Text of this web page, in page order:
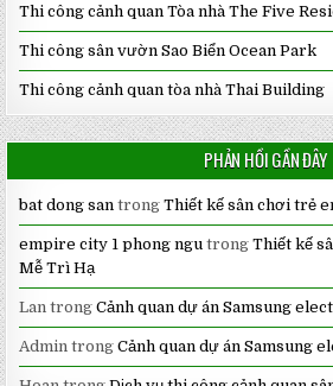
Thi công cảnh quan Tòa nhà The Five
Thi công sân vườn Sao Biển Ocean Park
Thi công cảnh quan tòa nhà Thai Building
PHẢN HỒI GẦN ĐÂY
bat dong san trongThiết kế sân chơi trẻ
empire city 1 phong ngu trongThiết kế
Mễ Trì Hạ
Lan trongCảnh quan dự án Samsung
Admin trongCảnh quan dự án Samsung